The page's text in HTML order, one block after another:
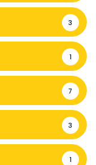
3
1
7
3
1